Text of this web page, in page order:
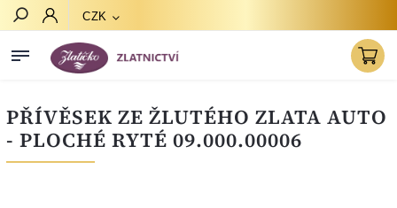
CZK
PŘÍVĚSEK ZE ŽLUTÉHO ZLATA AUTO
- PLOCHÉ RYTÉ 09.000.00006